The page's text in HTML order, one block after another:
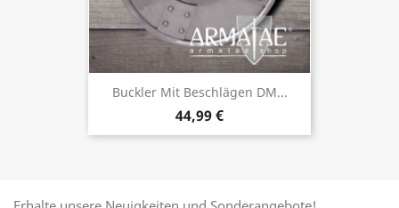
Buckler Mit Beschlägen DM...
44,99 €